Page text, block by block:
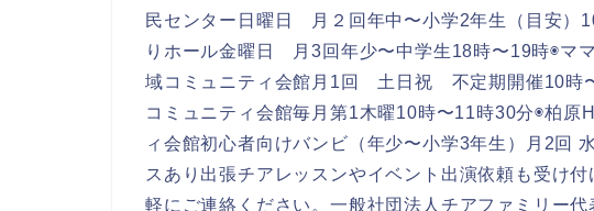
民センター日曜日 月２回年中〜小学2年生（目安）
りホール金曜日 月3回年少〜中学生18時〜19時◉マ
域コミュニティ会館月1回 土日祝 不定期開催10時
コミュニティ会館毎月第1木曜10時〜11時30分◉柏原
ィ会館初心者向けバンビ（年少〜小学3年生）月2回
スあり出張チアレッスンやイベント出演依頼も受け
軽にご連絡ください。一般社団法人チアファミリー